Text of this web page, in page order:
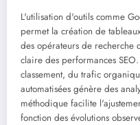
L'utilisation d'outils comme
permet la création de
des opérateurs de recherche
claire des performances
classement, du trafic
automatisées génère des
méthodique facilite
fonction des évolutions